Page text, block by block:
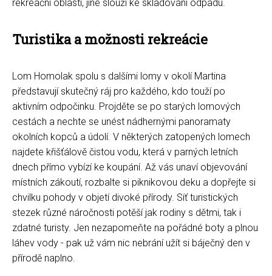
rekreační oblasti, jiné slouží ke skladování odpadu.
Turistika a možnosti rekreácie
Lom Homolak spolu s dalšími lomy v okolí Martina
představují skutečný ráj pro každého, kdo touží po
aktivním odpočinku. Projděte se po starých lomových
cestách a nechte se unést nádhernými panoramaty
okolních kopců a údolí. V některých zatopených lomech
najdete křišťálově čistou vodu, která v parných letních
dnech přímo vybízí ke koupání. Až vás unaví objevování
místních zákoutí, rozbalte si piknikovou deku a dopřejte si
chvilku pohody v objetí divoké přírody. Síť turistických
stezek různé náročnosti potěší jak rodiny s dětmi, tak i
zdatné turisty. Jen nezapomeňte na pořádné boty a plnou
láhev vody - pak už vám nic nebrání užít si báječný den v
přírodě naplno.